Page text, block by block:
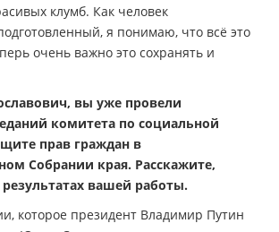
клумб. Как человек
я понимаю, что всё это
очень важно это сохранять и
вы уже провели
комитета по социальной
прав граждан в
Собрании края. Расскажите,
вашей работы.
которое президент Владимир Путин